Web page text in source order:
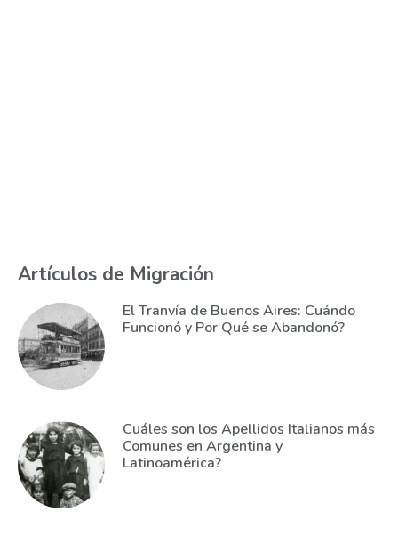
Artículos de Migración
El Tranvía de Buenos Aires: Cuándo
Funcionó y Por Qué se Abandonó?
Cuáles son los Apellidos Italianos más
Comunes en Argentina y
Latinoamérica?